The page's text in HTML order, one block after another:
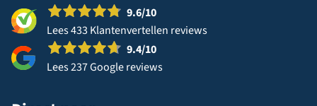
9.6/10
Lees 433 Klantenvertellen reviews
9.4/10
Lees 237 Google reviews